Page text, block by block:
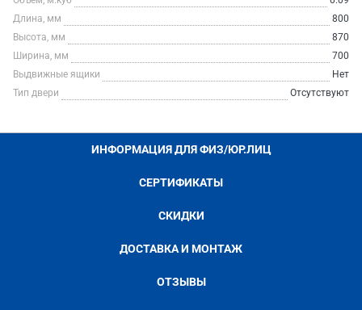
Длина, мм
800
Высота, мм
870
Ширина, мм
700
Выдвижные ящики
Нет
Тип двери
Отсутствуют
ИНФОРМАЦИЯ ДЛЯ ФИЗ/ЮР.ЛИЦ
СЕРТИФИКАТЫ
СКИДКИ
ДОСТАВКА И МОНТАЖ
ОТЗЫВЫ